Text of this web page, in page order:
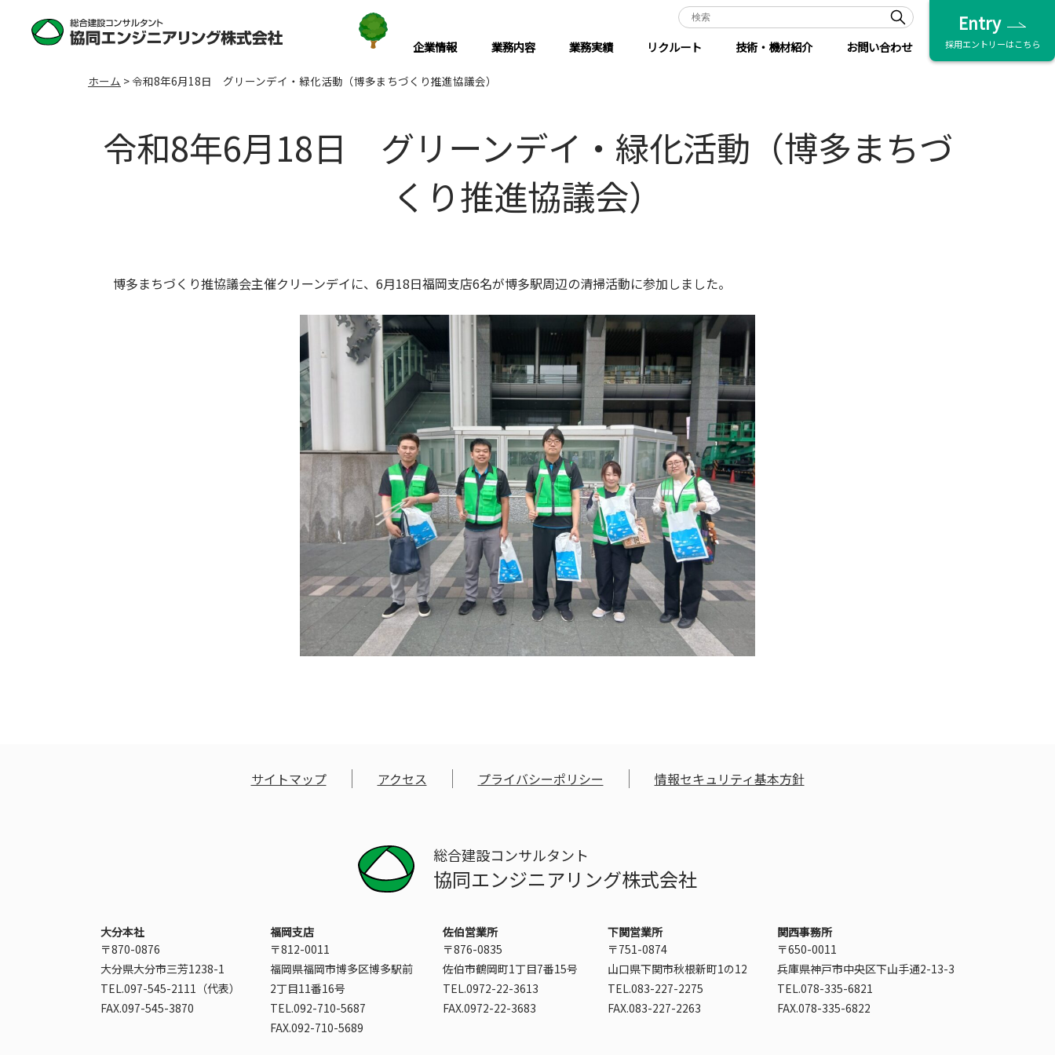
企業情報 業務内容 業務実績 リクルート 技術・機材紹介 お問い合わせ
Entry
採用エントリーはこちら
ホーム > 令和8年6月18日 グリーンデイ・緑化活動（博多まちづくり推進協議会）
令和8年6月18日 グリーンデイ・緑化活動（博多まちづ
くり推進協議会）
博多まちづくり推協議会主催クリーンデイに、6月18日福岡支店6名が博多駅周辺の清掃活動に参加しました。
サイトマップ アクセス プライバシーポリシー 情報セキュリティ基本方針
総合建設コンサルタント
協同エンジニアリング株式会社
大分本社
〒870-0876
大分県大分市三芳1238-1
TEL.097-545-2111（代表）
FAX.097-545-3870
福岡支店
〒812-0011
福岡県福岡市博多区博多駅前
2丁目11番16号
TEL.092-710-5687
FAX.092-710-5689
佐伯営業所
〒876-0835
佐伯市鶴岡町1丁目7番15号
TEL.0972-22-3613
FAX.0972-22-3683
下関営業所
〒751-0874
山口県下関市秋根新町1の12
TEL.083-227-2275
FAX.083-227-2263
関西事務所
〒650-0011
兵庫県神戸市中央区下山手通2-13-3
TEL.078-335-6821
FAX.078-335-6822